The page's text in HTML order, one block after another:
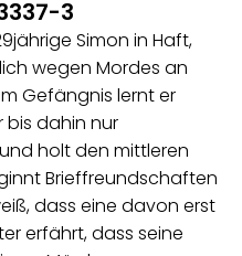
3
Simon in Haft,
wegen Mordes an
Gefängnis lernt er
bis dahin nur
holt den mittleren
Brieffreundschaften
dass eine davon erst
erfährt, dass seine